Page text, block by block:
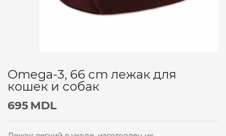
Omega-3, 66 cm лежак для
кошек и собак
695MDL